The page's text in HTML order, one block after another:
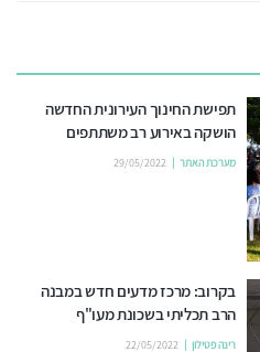
תפישת החינוך העירונית החדשה
הושקה באירוע רב משתתפים
מערכת האתר 29/05/2022
בקרוב: מרכז מדעים חדש במבנה
הרב תכליתי בשכונת מעו"ף
רינה פטילון 22/05/2022